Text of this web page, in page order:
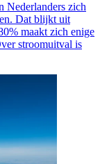
Nederlanders zich
Dat blijkt uit
maakt zich enige
stroomuitval is